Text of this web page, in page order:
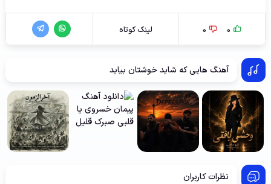
0
0 لینک کوتاه
آهنگ هایی که شاید خوشتان بیاید
نظرات کاربران